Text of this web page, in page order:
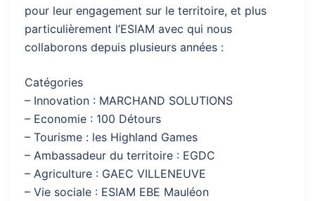
pour leur engagement sur le territoire, et plus
particulièrement l’ESIAM avec qui nous
collaborons depuis plusieurs années :
Catégories
– Innovation : MARCHAND SOLUTIONS
– Economie : 100 Détours
– Tourisme : les Highland Games
– Ambassadeur du territoire : EGDC
– Agriculture : GAEC VILLENEUVE
– Vie sociale : ESIAM EBE Mauléon